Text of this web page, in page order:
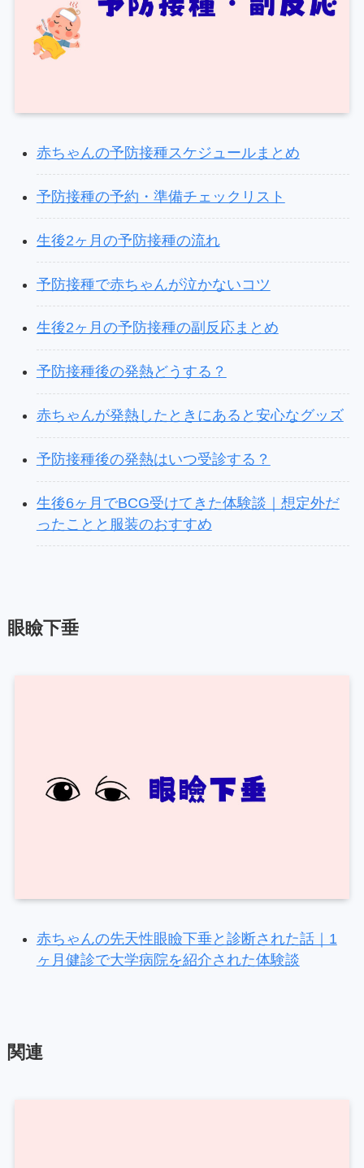
赤ちゃんの予防接種スケジュールまとめ
予防接種の予約・準備チェックリスト
生後2ヶ月の予防接種の流れ
予防接種で赤ちゃんが泣かないコツ
生後2ヶ月の予防接種の副反応まとめ
予防接種後の発熱どうする？
赤ちゃんが発熱したときにあると安心なグッズ
予防接種後の発熱はいつ受診する？
生後6ヶ月でBCG受けてきた体験談｜想定外だ
ったことと服装のおすすめ
眼瞼下垂
赤ちゃんの先天性眼瞼下垂と診断された話｜1
ヶ月健診で大学病院を紹介された体験談
関連